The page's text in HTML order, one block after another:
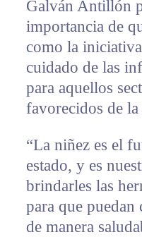
Galván Antillón
importancia de
como la
cuidado de las
para aquellos
favorecidos de la
“La niñez es el
estado, y es
brindarles las
para que puedan
de manera